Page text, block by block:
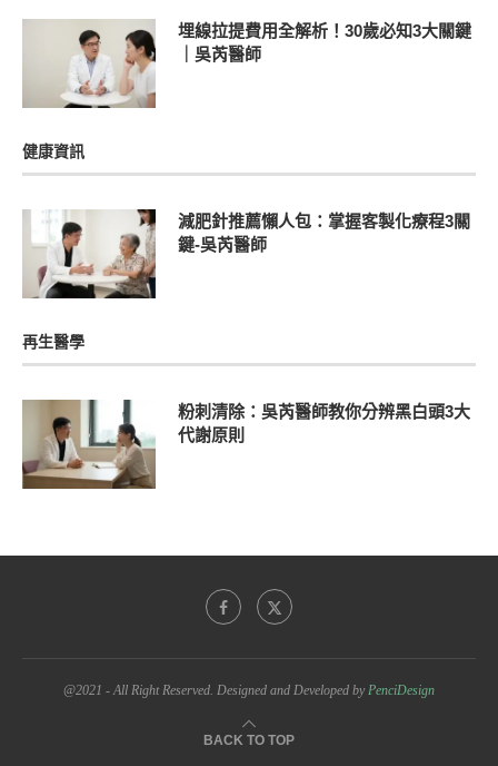
埋線拉提費用全解析！30歲必知3大關鍵
｜吳芮醫師
健康資訊
減肥針推薦懶人包：掌握客製化療程3關
鍵-吳芮醫師
再生醫學
粉刺清除：吳芮醫師教你分辨黑白頭3大
代謝原則
@2021 - All Right Reserved. Designed and Developed byPenciDesign
BACK TO TOP